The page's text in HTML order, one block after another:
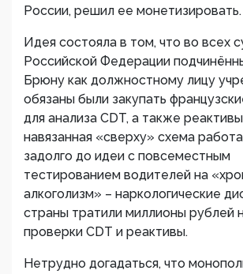
России, решил ее монетизировать.
Идея состояла в том, что во всех
Российской Федерации
Брюну как должностному лицу
обязаны были закупать
для анализа CDT, а также
навязанная «сверху» схема
задолго до идеи с повсеместным
тестированием водителей на
алкоголизм» – наркологические
страны тратили миллионы рублей
проверки CDT и реактивы.
Нетрудно догадаться, что